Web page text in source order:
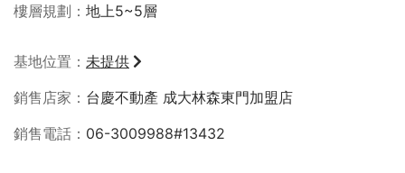
樓層規劃
地上5~5層
基地位置
未提供
銷售店家
台慶不動產 成大林森東門加盟店
銷售電話
06-3009988#13432